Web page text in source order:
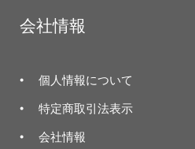
会社情報
個人情報について
特定商取引法表示
会社情報